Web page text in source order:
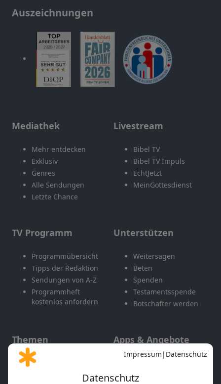
Auszeichnungen
Mediathek
Mehr entdecken
Exklusiv
Genres
Alle Sendungen
Letzte Chance
Livestream
Bibel TV
Bibel TV Impuls
EchtJetzt
MeinGottesdienst
TV Programm
Programmübersicht
Tipps der Redaktion
Sendungen von A-Z
Programmheft
kostenlos anfordern
Unterstützen
Weitersagen
Beten
Spenden
Testamentsspende
Botschafter werden
Themen
Gott und Bibel erklärt
Apps & Angebote
Mobile App